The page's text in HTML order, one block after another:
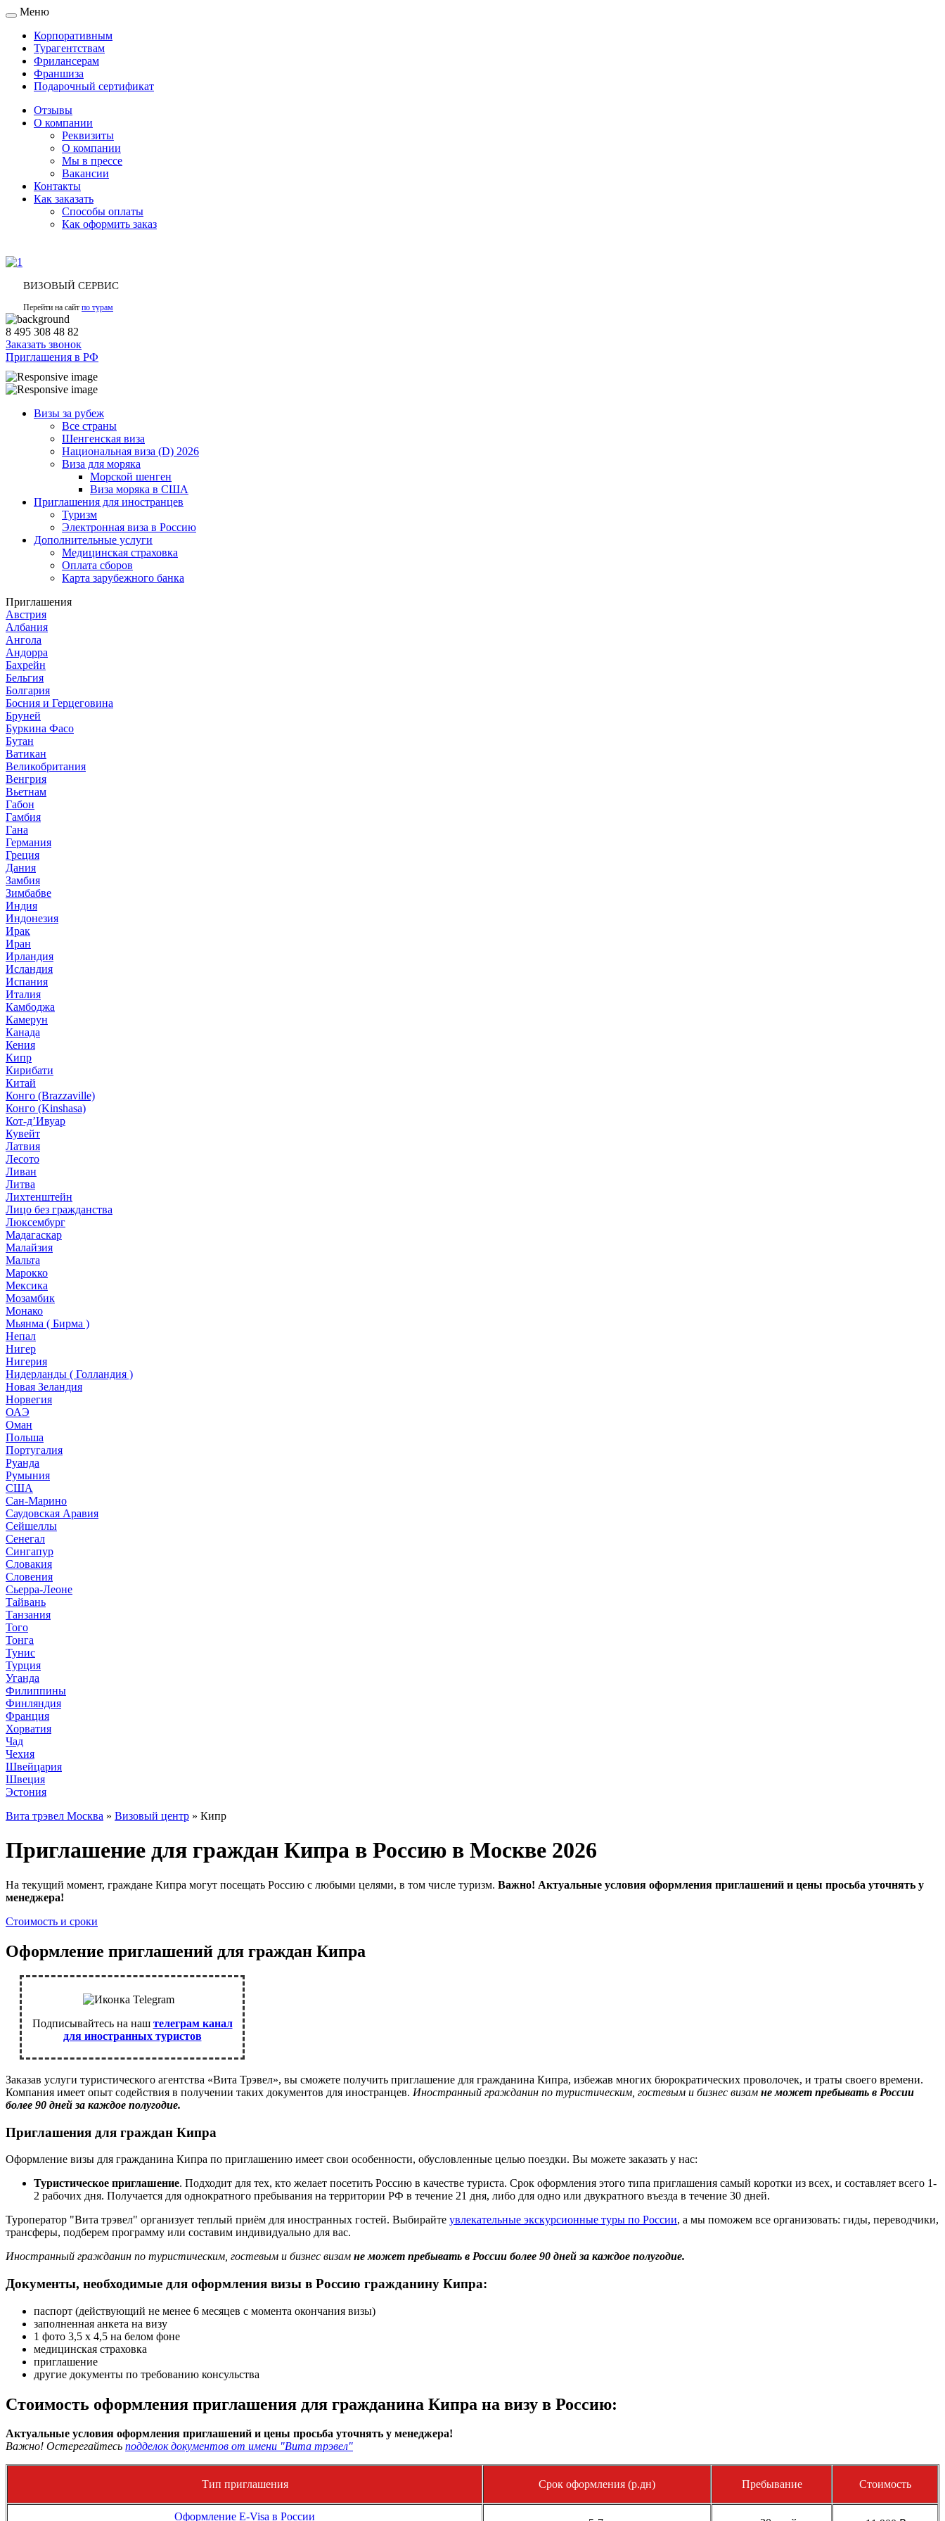
Toggle
navigation
Меню
Корпоративным
Турагентствам
Фрилансерам
Франшиза
Подарочный сертификат
Отзывы
О компании
Реквизиты
О компании
Мы в прессе
Вакансии
Контакты
Как заказать
Способы оплаты
Как оформить заказ
ВИЗОВЫЙ СЕРВИС
Перейти на сайт по турам
8 495 308 48 82
Заказать звонок
Приглашения в РФ
Визы за рубеж
Все страны
Шенгенская виза
Национальная виза (D) 2026
Виза для моряка
Морской шенген
Виза моряка в США
Приглашения для иностранцев
Туризм
Электронная виза в Россию
Дополнительные услуги
Медицинская страховка
Оплата сборов
Карта зарубежного банка
Приглашения
Австрия
Албания
Ангола
Андорра
Бахрейн
Бельгия
Болгария
Босния и Герцеговина
Бруней
Буркина Фасо
Бутан
Ватикан
Великобритания
Венгрия
Вьетнам
Габон
Гамбия
Гана
Германия
Греция
Дания
Замбия
Зимбабве
Индия
Индонезия
Ирак
Иран
Ирландия
Исландия
Испания
Италия
Камбоджа
Камерун
Канада
Кения
Кипр
Кирибати
Китай
Конго (Brazzaville)
Конго (Kinshasa)
Кот-д’Ивуар
Кувейт
Латвия
Лесото
Ливан
Литва
Лихтенштейн
Лицо без гражданства
Люксембург
Мадагаскар
Малайзия
Мальта
Марокко
Мексика
Мозамбик
Монако
Мьянма ( Бирма )
Непал
Нигер
Нигерия
Нидерланды ( Голландия )
Новая Зеландия
Норвегия
ОАЭ
Оман
Польша
Португалия
Руанда
Румыния
США
Сан-Марино
Саудовская Аравия
Сейшеллы
Сенегал
Сингапур
Словакия
Словения
Сьерра-Леоне
Тайвань
Танзания
Того
Тонга
Тунис
Турция
Уганда
Филиппины
Финляндия
Франция
Хорватия
Чад
Чехия
Швейцария
Швеция
Эстония
Вита трэвел Москва » Визовый центр » Кипр
Приглашение для граждан Кипра в Россию в Москве 2026
На текущий момент, граждане Кипра могут посещать Россию с любыми целями, в том числе туризм. Важно! Актуальные условия оформления приглашений и цены просьба уточнять у
менеджера!
Стоимость и сроки
Оформление приглашений для граждан Кипра
Подписывайтесь на наш телеграм канал
для иностранных туристов
Заказав услуги туристического агентства «Вита Трэвел», вы сможете получить приглашение для гражданина Кипра, избежав многих бюрократических проволочек, и траты своего времени.
Компания имеет опыт содействия в получении таких документов для иностранцев. Иностранный гражданин по туристическим, гостевым и бизнес визам не может пребывать в России
более 90 дней за каждое полугодие.
Приглашения для граждан Кипра
Оформление визы для гражданина Кипра по приглашению имеет свои особенности, обусловленные целью поездки. Вы можете заказать у нас:
Туристическое приглашение. Подходит для тех, кто желает посетить Россию в качестве туриста. Срок оформления этого типа приглашения самый коротки из всех, и составляет всего 1-
2 рабочих дня. Получается для однократного пребывания на территории РФ в течение 21 дня, либо для одно или двукратного въезда в течение 30 дней.
Туроператор "Вита трэвел" организует теплый приём для иностранных гостей. Выбирайте увлекательные экскурсионные туры по России, а мы поможем все организовать: гиды, переводчики,
трансферы, подберем программу или составим индивидуально для вас.
Иностранный гражданин по туристическим, гостевым и бизнес визам не может пребывать в России более 90 дней за каждое полугодие.
Документы, необходимые для оформления визы в Россию гражданину Кипра:
паспорт (действующий не менее 6 месяцев с момента окончания визы)
заполненная анкета на визу
1 фото 3,5 х 4,5 на белом фоне
медицинская страховка
приглашение
другие документы по требованию консульства
Стоимость оформления приглашения для гражданина Кипра на визу в Россию:
Актуальные условия оформления приглашений и цены просьба уточнять у менеджера!
Важно! Остерегайтесь подделок документов от имени "Вита трэвел"
Тип приглашения Срок оформления (р.дн) Пребывание Стоимость
Оформление E-Visa в России